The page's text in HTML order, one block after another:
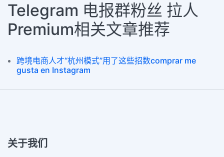
Telegram 电报群粉丝 拉人
Premium相关文章推荐
跨境电商人才“杭州模式”用了这些招数comprar me
gusta en Instagram
关于我们